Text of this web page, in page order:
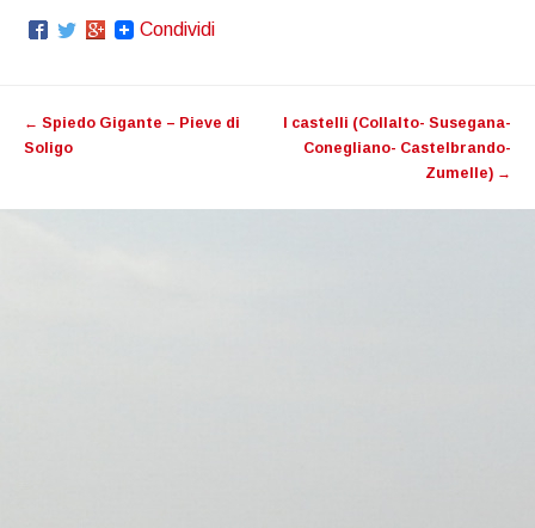
Condividi
← Spiedo Gigante – Pieve di
Soligo
I castelli (Collalto- Susegana-
Conegliano- Castelbrando-
Zumelle) →